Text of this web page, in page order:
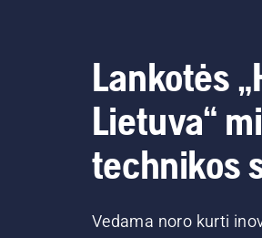
Lankotės
Lietuva“
technikos
Vedama noro kurti